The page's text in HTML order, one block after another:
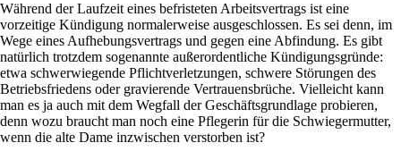
Während der Laufzeit eines befristeten Arbeitsvertrags ist eine
vorzeitige Kündigung normalerweise ausgeschlossen. Es sei denn, im
Wege eines Aufhebungsvertrags und gegen eine Abfindung. Es gibt
natürlich trotzdem sogenannte außerordentliche Kündigungsgründe:
etwa schwerwiegende Pflichtverletzungen, schwere Störungen des
Betriebsfriedens oder gravierende Vertrauensbrüche. Vielleicht kann
man es ja auch mit dem Wegfall der Geschäftsgrundlage probieren,
denn wozu braucht man noch eine Pflegerin für die Schwiegermutter,
wenn die alte Dame inzwischen verstorben ist?